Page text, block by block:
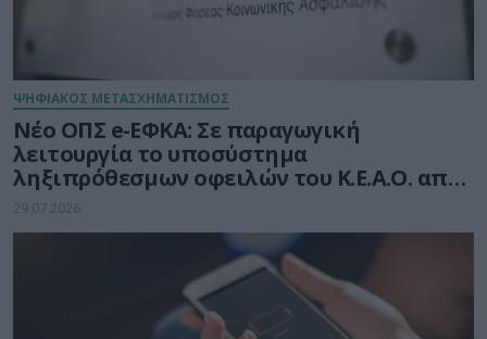
ΨΗΦΙΑΚΟΣ ΜΕΤΑΣΧΗΜΑΤΙΣΜΟΣ
Νέο ΟΠΣ e-ΕΦΚΑ: Σε παραγωγική
λειτουργία το υποσύστημα
ληξιπρόθεσμων οφειλών του Κ.Ε.Α.Ο. από
10 Αυγούστου 2026
29.07.2026